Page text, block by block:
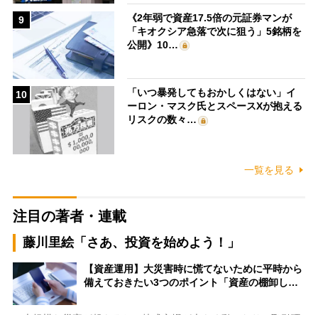
9
《2年弱で資産17.5倍の元証券マンが
「キオクシア急落で次に狙う」5銘柄を
公開》10…
10
「いつ暴発してもおかしくはない」イ
ーロン・マスク氏とスペースXが抱える
リスクの数々…
一覧を見る
注目の著者・連載
藤川里絵「さあ、投資を始めよう！」
【資産運用】大災害時に慌てないために平時から
備えておきたい3つのポイント「資産の棚卸し…